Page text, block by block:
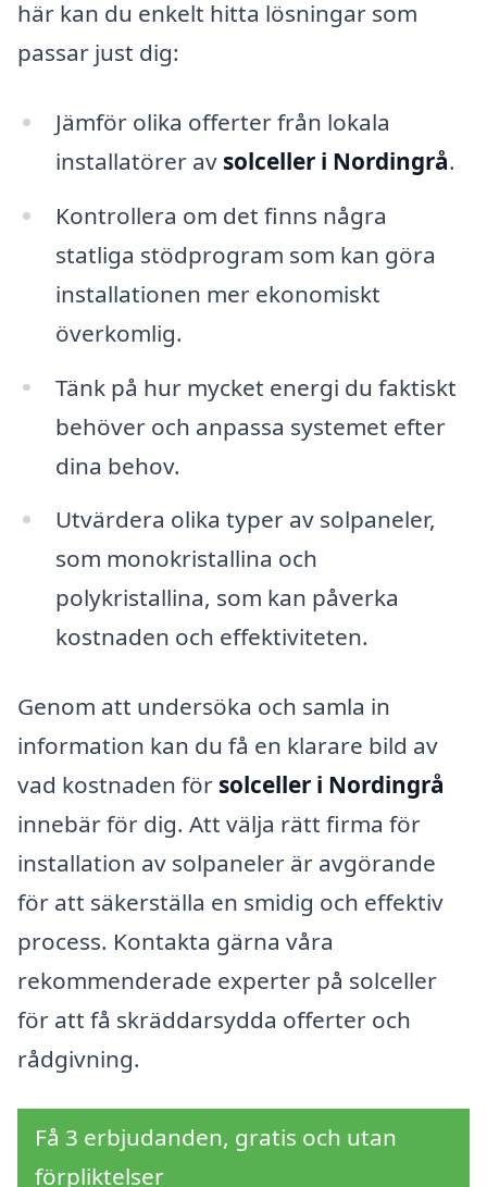
här kan du enkelt hitta lösningar som
passar just dig:
Jämför olika offerter från lokala
installatörer av solceller i Nordingrå.
Kontrollera om det finns några
statliga stödprogram som kan göra
installationen mer ekonomiskt
överkomlig.
Tänk på hur mycket energi du faktiskt
behöver och anpassa systemet efter
dina behov.
Utvärdera olika typer av solpaneler,
som monokristallina och
polykristallina, som kan påverka
kostnaden och effektiviteten.
Genom att undersöka och samla in
information kan du få en klarare bild av
vad kostnaden för solceller i Nordingrå
innebär för dig. Att välja rätt firma för
installation av solpaneler är avgörande
för att säkerställa en smidig och effektiv
process. Kontakta gärna våra
rekommenderade experter på solceller
för att få skräddarsydda offerter och
rådgivning.
Få 3 erbjudanden, gratis och utan
förpliktelser